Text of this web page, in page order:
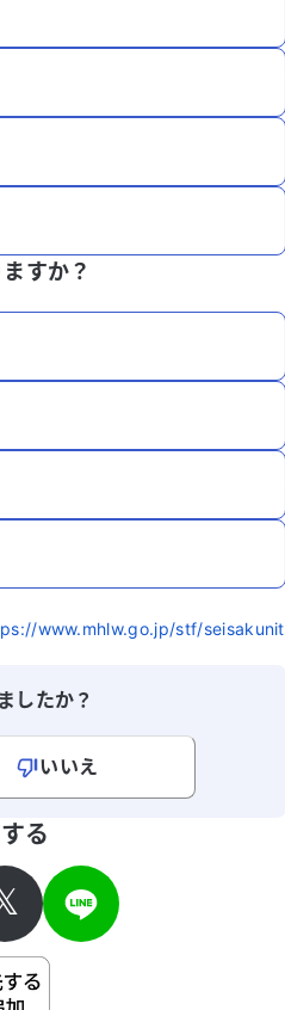
すか？
www.mhlw.go.jp/stf/seisakunit
したか？
いいえ
詳細などの個人情報は入れないでくだ
る